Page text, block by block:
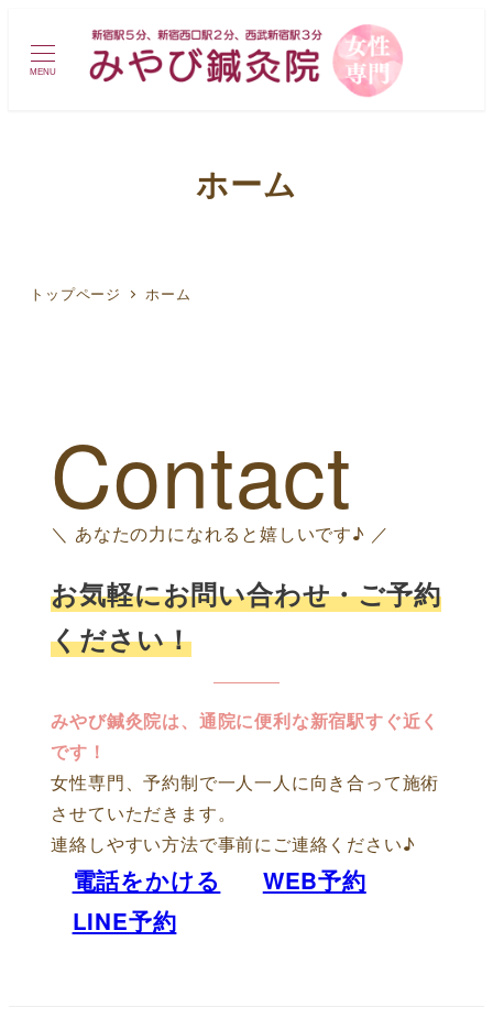
MENU
ホーム
トップページ ホーム
Contact
＼ あなたの力になれると嬉しいです♪ ／
お気軽にお問い合わせ・ご予約
ください！
みやび鍼灸院は、通院に便利な新宿駅すぐ近く
です！
女性専門、予約制で一人一人に向き合って施術
させていただきます。
連絡しやすい方法で事前にご連絡ください♪
電話をかける
WEB予約
LINE予約